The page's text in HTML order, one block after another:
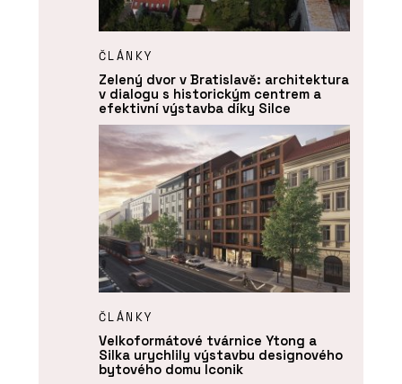
ČLÁNKY
Zelený dvor v Bratislavě: architektura
v dialogu s historickým centrem a
efektivní výstavba díky Silce
ČLÁNKY
Velkoformátové tvárnice Ytong a
Silka urychlily výstavbu designového
bytového domu Iconik